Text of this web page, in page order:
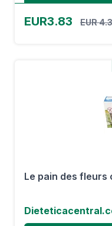
EUR3.83 EUR 4.3
Le pain des